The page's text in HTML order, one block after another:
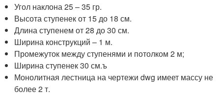
Угол наклона 25 – 35 гр.
Высота ступенек от 15 до 18 см.
Длина ступенем от 28 до 30 см.
Ширина конструкций – 1 м.
Промежуток между ступенями и потолком 2 м;
Ширина ступенек 30 см.ъ
Монолитная лестница на чертежи dwg имеет массу не
более 2 т.